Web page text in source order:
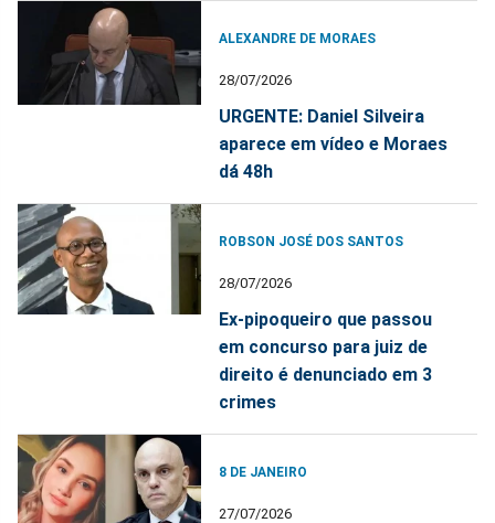
ALEXANDRE DE MORAES
28/07/2026
URGENTE: Daniel Silveira
aparece em vídeo e Moraes
dá 48h
ROBSON JOSÉ DOS SANTOS
28/07/2026
Ex-pipoqueiro que passou
em concurso para juiz de
direito é denunciado em 3
crimes
8 DE JANEIRO
27/07/2026